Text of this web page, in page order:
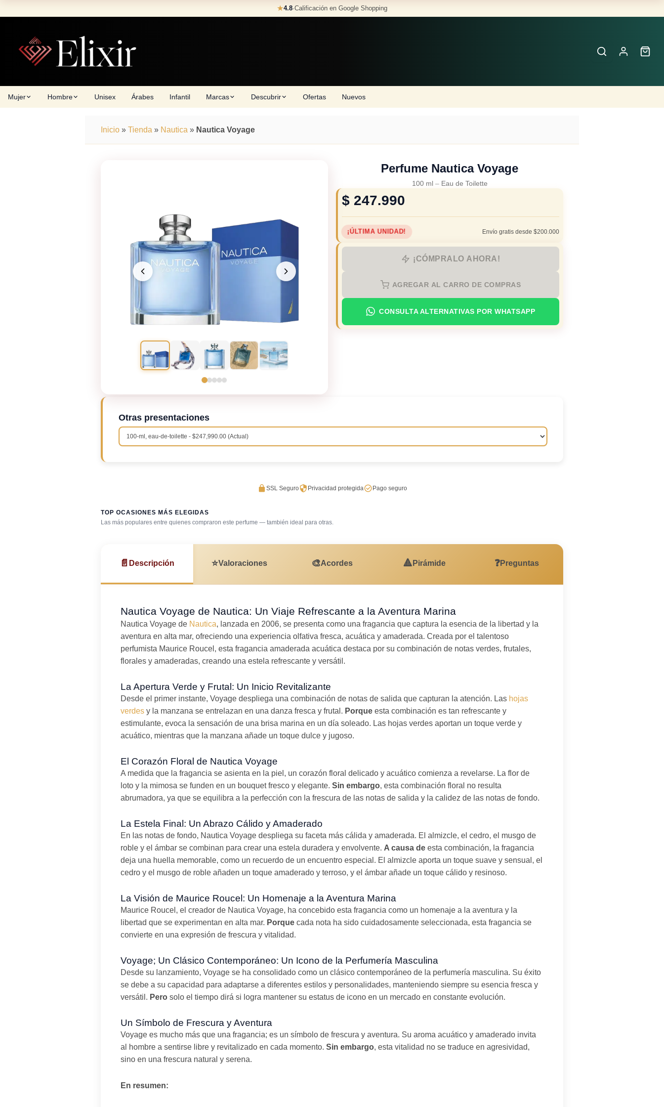
to
★4.8·Calificación en Google Shopping
Mujer Hombre Unisex Árabes Infantil Marcas Descubrir Ofertas Nuevos
Inicio » Tienda » Nautica » Nautica Voyage
Perfume Nautica Voyage
100 ml – Eau de Toilette
$ 247.990
¡ÚLTIMA UNIDAD! Envío gratis desde $200.000
¡CÓMPRALO AHORA!
AGREGAR AL CARRO DE COMPRAS
CONSULTA ALTERNATIVAS POR WHATSAPP
Otras presentaciones
SSL Seguro Privacidad protegida Pago seguro
TOP OCASIONES MÁS ELEGIDAS
Las más populares entre quienes compraron este perfume — también ideal para otras.
Después de la ducha Gimnasio
📄 Descripción ⭐Valoraciones 🎨Acordes 🔺 Pirámide ❓Preguntas
Nautica Voyage de Nautica: Un Viaje Refrescante a la Aventura Marina
Nautica Voyage de Nautica, lanzada en 2006, se presenta como una fragancia que captura la esencia de la libertad y la
aventura en alta mar, ofreciendo una experiencia olfativa fresca, acuática y amaderada. Creada por el talentoso
perfumista Maurice Roucel, esta fragancia amaderada acuática destaca por su combinación de notas verdes, frutales,
florales y amaderadas, creando una estela refrescante y versátil.
La Apertura Verde y Frutal: Un Inicio Revitalizante
Desde el primer instante, Voyage despliega una combinación de notas de salida que capturan la atención. Las hojas
verdes y la manzana se entrelazan en una danza fresca y frutal. Porque esta combinación es tan refrescante y
estimulante, evoca la sensación de una brisa marina en un día soleado. Las hojas verdes aportan un toque verde y
acuático, mientras que la manzana añade un toque dulce y jugoso.
El Corazón Floral de Nautica Voyage
A medida que la fragancia se asienta en la piel, un corazón floral delicado y acuático comienza a revelarse. La flor de
loto y la mimosa se funden en un bouquet fresco y elegante. Sin embargo, esta combinación floral no resulta
abrumadora, ya que se equilibra a la perfección con la frescura de las notas de salida y la calidez de las notas de fondo.
La Estela Final: Un Abrazo Cálido y Amaderado
En las notas de fondo, Nautica Voyage despliega su faceta más cálida y amaderada. El almizcle, el cedro, el musgo de
roble y el ámbar se combinan para crear una estela duradera y envolvente. A causa de esta combinación, la fragancia
deja una huella memorable, como un recuerdo de un encuentro especial. El almizcle aporta un toque suave y sensual, el
cedro y el musgo de roble añaden un toque amaderado y terroso, y el ámbar añade un toque cálido y resinoso.
La Visión de Maurice Roucel: Un Homenaje a la Aventura Marina
Maurice Roucel, el creador de Nautica Voyage, ha concebido esta fragancia como un homenaje a la aventura y la
libertad que se experimentan en alta mar. Porque cada nota ha sido cuidadosamente seleccionada, esta fragancia se
convierte en una expresión de frescura y vitalidad.
Voyage; Un Clásico Contemporáneo: Un Icono de la Perfumería Masculina
Desde su lanzamiento, Voyage se ha consolidado como un clásico contemporáneo de la perfumería masculina. Su éxito
se debe a su capacidad para adaptarse a diferentes estilos y personalidades, manteniendo siempre su esencia fresca y
versátil. Pero solo el tiempo dirá si logra mantener su estatus de icono en un mercado en constante evolución.
Un Símbolo de Frescura y Aventura
Voyage es mucho más que una fragancia; es un símbolo de frescura y aventura. Su aroma acuático y amaderado invita
al hombre a sentirse libre y revitalizado en cada momento. Sin embargo, esta vitalidad no se traduce en agresividad,
sino en una frescura natural y serena.
En resumen: